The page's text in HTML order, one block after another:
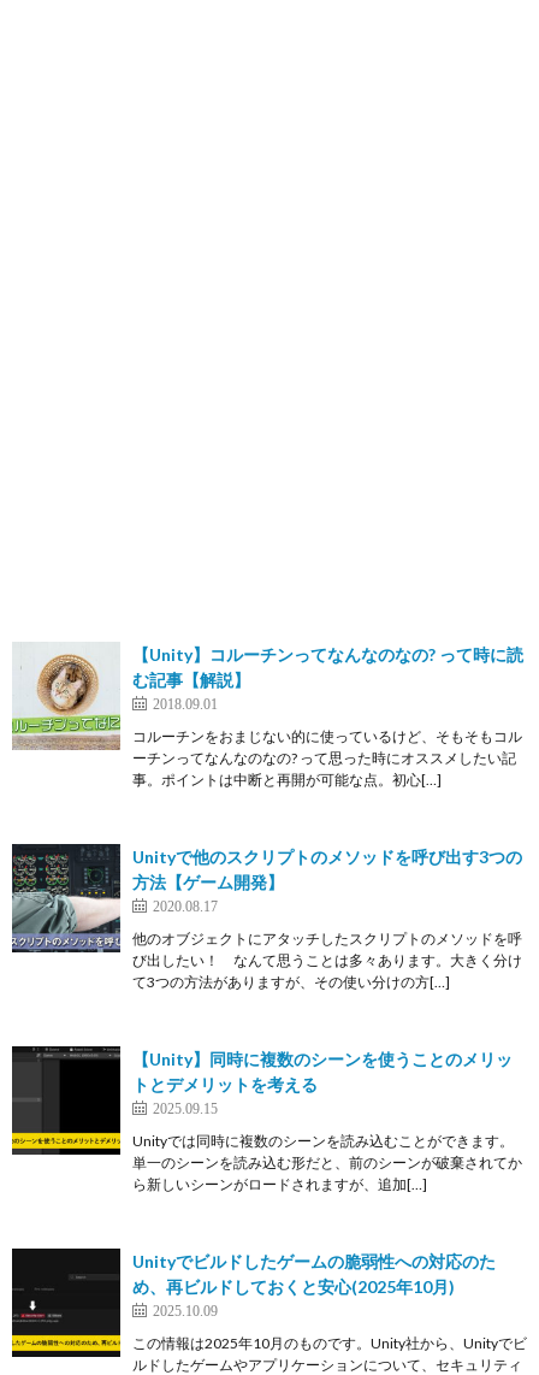
【Unity】コルーチンってなんなのなの? って時に読
む記事【解説】
2018.09.01
コルーチンをおまじない的に使っているけど、そもそもコル
ーチンってなんなのなの? って思った時にオススメしたい記
事。ポイントは中断と再開が可能な点。初心[…]
Unityで他のスクリプトのメソッドを呼び出す3つの
方法【ゲーム開発】
2020.08.17
他のオブジェクトにアタッチしたスクリプトのメソッドを呼
び出したい！ なんて思うことは多々あります。大きく分け
て3つの方法がありますが、その使い分けの方[…]
【Unity】同時に複数のシーンを使うことのメリッ
トとデメリットを考える
2025.09.15
Unityでは同時に複数のシーンを読み込むことができます。
単一のシーンを読み込む形だと、前のシーンが破棄されてか
ら新しいシーンがロードされますが、追加[…]
Unityでビルドしたゲームの脆弱性への対応のた
め、再ビルドしておくと安心(2025年10月)
2025.10.09
この情報は2025年10月のものです。Unity社から、Unityでビ
ルドしたゲームやアプリケーションについて、セキュリティ